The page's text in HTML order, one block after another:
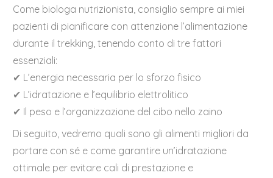
Come biologa nutrizionista, consiglio sempre ai miei
pazienti di pianificare con attenzione l’alimentazione
durante il trekking, tenendo conto di tre fattori
essenziali:
✔ L’energia necessaria per lo sforzo fisico
✔ L’idratazione e l’equilibrio elettrolitico
✔ Il peso e l’organizzazione del cibo nello zaino
Di seguito, vedremo quali sono gli alimenti migliori da
portare con sé e come garantire un’idratazione
ottimale per evitare cali di prestazione e